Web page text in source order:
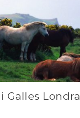
Galles Londra